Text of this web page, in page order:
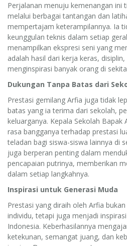
Perjalanan menuju kemenangan ini
melalui berbagai tantangan dan
mempertajam keterampilannya. Ia
keunggulan teknis dalam setiap
menampilkan ekspresi seni yang
adalah hasil dari kerja keras,
menginspirasi banyak orang di
Dukungan Tanpa Batas dari
Prestasi gemilang Arfia juga tidak
batas yang ia terima dari sekolah,
keluarganya. Kepala Sekolah Bapak
rasa bangganya terhadap prestasi
teladan bagi siswa-siswa lainnya di
juga berperan penting dalam
pencapaian putrinya, memberikan
dalam setiap langkahnya.
Inspirasi untuk Generasi Muda
Prestasi yang diraih oleh Arfia
individu, tetapi juga menjadi
Indonesia. Keberhasilannya
ketekunan, semangat juang, dan